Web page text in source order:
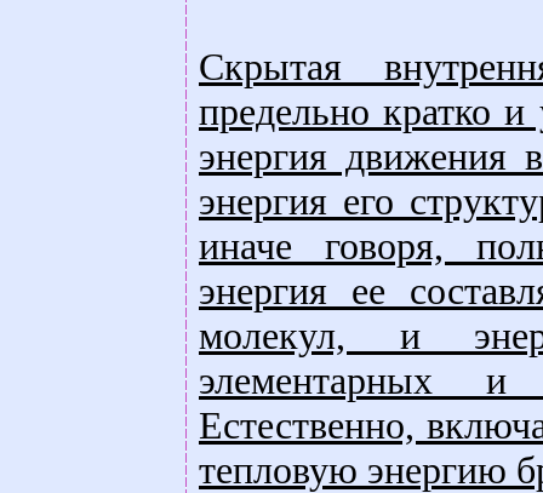
Скрытая
предельно кратко
энергия движения
энергия его
иначе говоря,
энергия ее
молекул, и
элементарных
Естественно,
тепловую энергию